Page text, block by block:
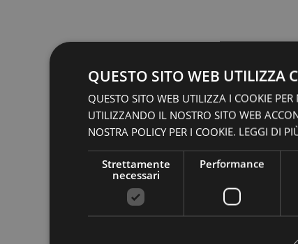
QUESTO SITO WEB UTILIZZA
QUESTO SITO WEB UTILIZZA I COOKIE
UTILIZZANDO IL NOSTRO SITO WEB
NOSTRA POLICY PER I COOKIE. LEGGI DI
Strettamente
necessari
Performance